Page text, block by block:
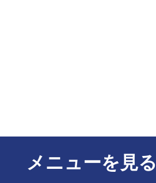
メニューを見る